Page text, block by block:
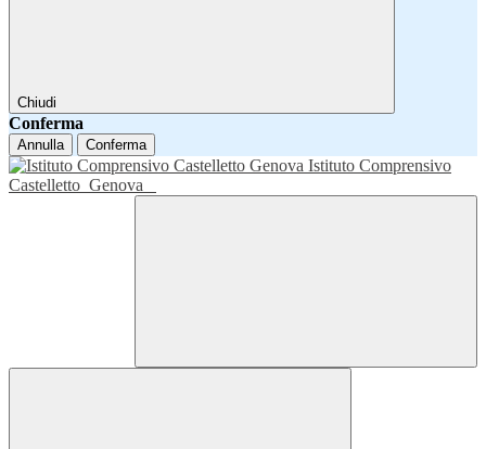
Chiudi
Conferma
Annulla Conferma
Istituto Comprensivo
Castelletto Genova